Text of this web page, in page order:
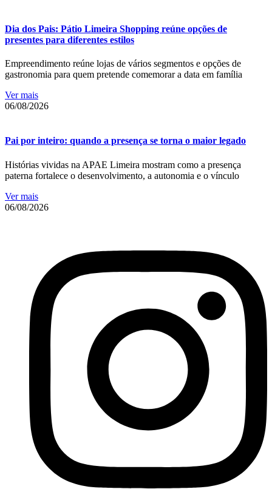
Dia dos Pais: Pátio Limeira Shopping reúne opções de
presentes para diferentes estilos
Empreendimento reúne lojas de vários segmentos e opções de
gastronomia para quem pretende comemorar a data em família
Ver mais
06/08/2026
Pai por inteiro: quando a presença se torna o maior legado
Histórias vividas na APAE Limeira mostram como a presença
paterna fortalece o desenvolvimento, a autonomia e o vínculo
Ver mais
06/08/2026